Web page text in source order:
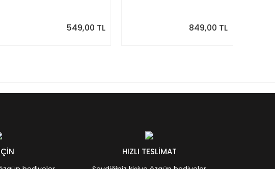
549,00 TL 849,00 TL
HIZLI TESLİMAT